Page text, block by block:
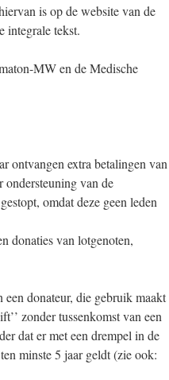
is op de website van de
integrale tekst.
MW en de Medische
ontvangen extra betalingen van
ondersteuning van de
omdat deze geen leden
donaties van lotgenoten,
donateur, die gebruik maakt
zonder tussenkomst van een
dat er met een drempel in de
minste 5 jaar geldt (zie ook: